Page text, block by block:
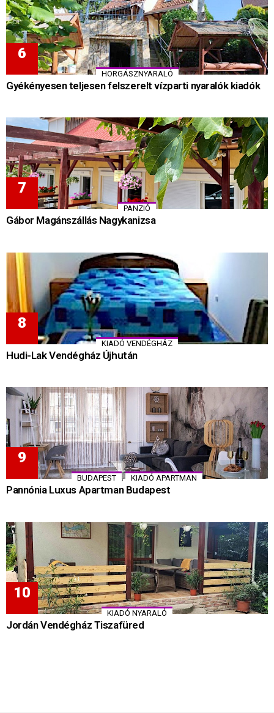
HORGÁSZNYARALÓ
Gyékényesen teljesen felszerelt vízparti nyaralók kiadók
PANZIÓ
Gábor Magánszállás Nagykanizsa
KIADÓ VENDÉGHÁZ
Hudi-Lak Vendégház Újhután
BUDAPEST , KIADÓ APARTMAN
Pannónia Luxus Apartman Budapest
KIADÓ NYARALÓ
Jordán Vendégház Tiszafüred